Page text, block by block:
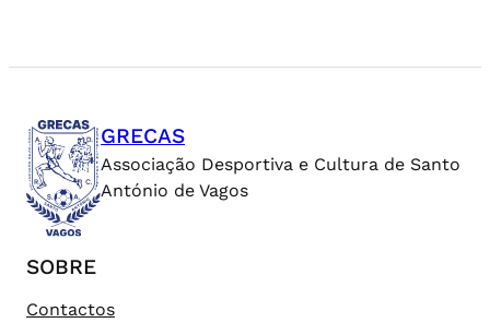
GRECAS
Associação Desportiva e Cultura de Santo
António de Vagos
SOBRE
Contactos